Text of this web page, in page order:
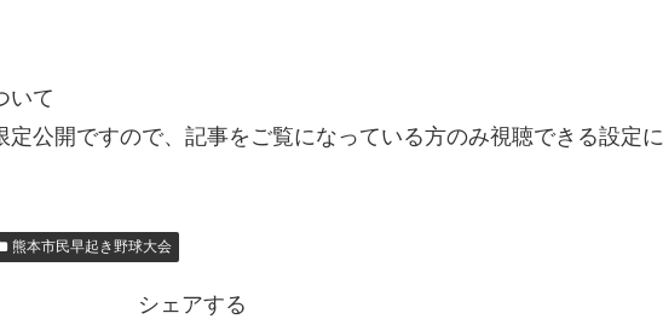
いて
定公開ですので、記事をご覧になっている方のみ視聴できる設定に
熊本市民早起き野球大会
シェアする